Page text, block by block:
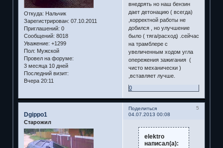
Откуда: Нальчик
Зарегистрирован: 07.10.2011
Приглашений: 0
Сообщений: 8018
Уважение: +1299
Пол: Мужской
Провел на форуме:
3 месяца 10 дней
Последний визит:
Вчера 20:11
внедрять но наш бензин
дает детонацию ( всегда)
,корректной работы не
добился , но улучшение
было ( тяга/расход) .сейчас
на трамблере с
увеличенным ходом угла
опережения зажигания (
чисто механически )
,вставляет лучше.
0
Поделиться
5
04.07.2013 00:08
Dgippo1
Старожил
elektro
написал(а):